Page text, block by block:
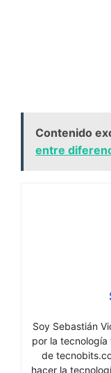
Contenido
entre
Soy Sebastián
por la tecnología
de
hacer la